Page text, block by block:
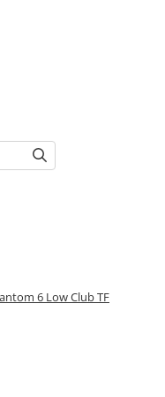
6 Low Club TF